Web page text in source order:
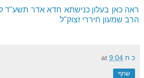
ראה כאן בעלון כנישתא חדא אדר תשע"ד
הרב שמעון חיררי זצוק"ל
כ ח at 9:04
שתף